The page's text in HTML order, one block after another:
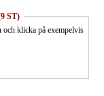
ST)
och klicka på exempelvis